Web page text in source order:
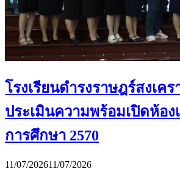
โรงเรียนดำรงราษฎร์สงเค
ประเมินความพร้อมเปิดห้อง
การศึกษา 2570
11/07/202611/07/2026